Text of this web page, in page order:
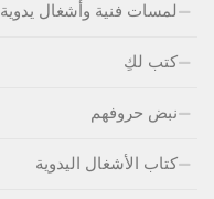
لمسات فنية وأشغال يدوية
كتب لكِ
نبض حروفهم
كتاب الأشغال اليدوية